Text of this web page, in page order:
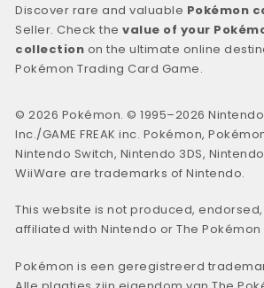
Discover rare and valuable Pokémon
Seller. Check thevalue of your
collection on the ultimate online
Pokémon Trading Card Game.
© 2026 Pokémon. © 1995–2026
Inc./GAME FREAK inc. Pokémon,
Nintendo Switch, Nintendo 3DS, Nintendo
WiiWare are trademarks of Nintendo.
This website is not produced,
affiliated with Nintendo or The
Pokémon is een geregistreerd